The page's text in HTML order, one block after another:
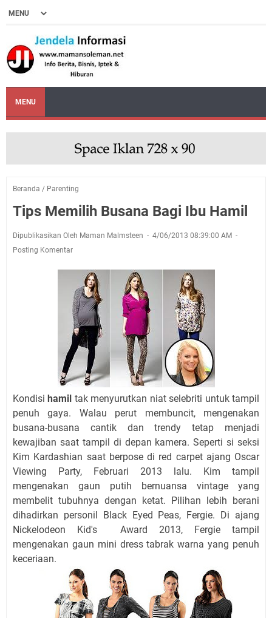
MENU
Beranda / Parenting
Tips Memilih Busana Bagi Ibu Hamil
Dipublikasikan Oleh Maman Malmsteen
4/06/2013 08:39:00 AM
Posting Komentar
Kondisihamil tak menyurutkan niat selebriti untuk tampil
penuh gaya. Walau perut membuncit, mengenakan
busana-busana cantik dan trendy tetap menjadi
kewajiban saat tampil di depan kamera. Seperti si seksi
Kim Kardashian saat berpose di red carpet ajang Oscar
Viewing Party, Februari 2013 lalu. Kim tampil
mengenakan gaun putih bernuansa vintage yang
membelit tubuhnya dengan ketat. Pilihan lebih berani
dihadirkan personil Black Eyed Peas, Fergie. Di ajang
Nickelodeon Kid's Award 2013, Fergie tampil
mengenakan gaun mini dress tabrak warna yang penuh
keceriaan.